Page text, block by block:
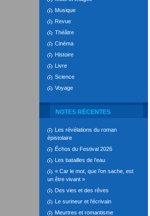
Musique
Revue
Théâtre
Cinéma
Histoire
Livre
Science
Voyage
NOTES RÉCENTES
Les révélations du roman
épistolaire
Échos du Festival 2026
Les batailles de l’eau
« Car le mot, que l’on sache, est
un être vivant »
Des vies et des rêves
Le surineur et l’écrivain
Meurtres et romantisme